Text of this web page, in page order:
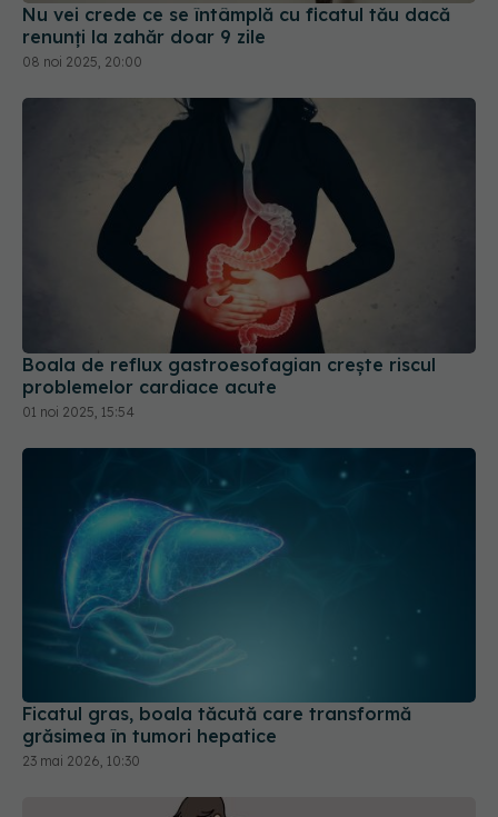
08 noi 2025, 20:00
Boala de reflux gastroesofagian crește riscul
problemelor cardiace acute
01 noi 2025, 15:54
Ficatul gras, boala tăcută care transformă
grăsimea în tumori hepatice
23 mai 2026, 10:30